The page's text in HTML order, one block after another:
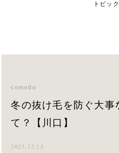
トピッ
comodo
冬の抜け毛を防ぐ大事
て？【川口】
2025.12.13